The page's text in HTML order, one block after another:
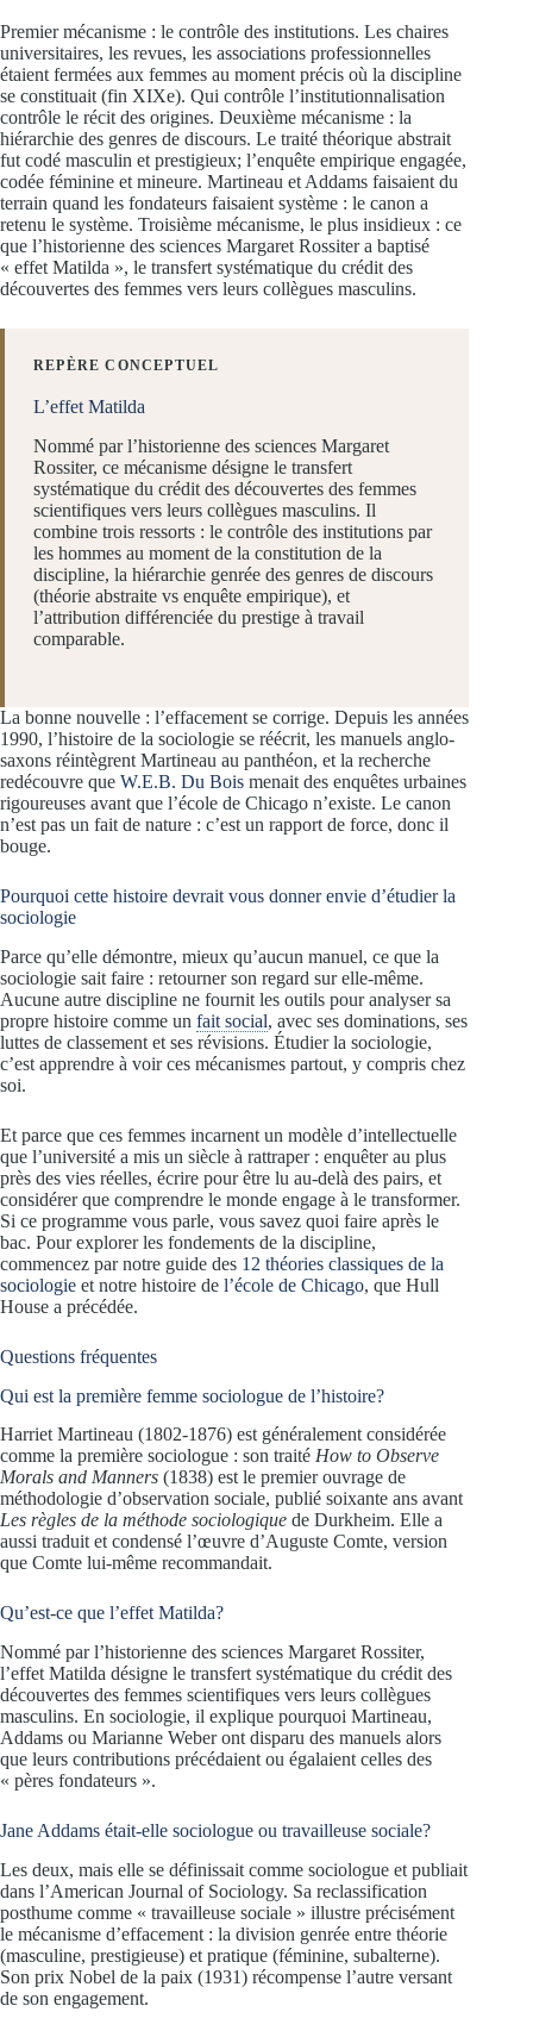
Premier mécanisme : le contrôle des institutions. Les chaires
universitaires, les revues, les associations professionnelles
étaient fermées aux femmes au moment précis où la discipline
se constituait (fin XIXe). Qui contrôle l’institutionnalisation
contrôle le récit des origines. Deuxième mécanisme : la
hiérarchie des genres de discours. Le traité théorique abstrait
fut codé masculin et prestigieux; l’enquête empirique engagée,
codée féminine et mineure. Martineau et Addams faisaient du
terrain quand les fondateurs faisaient système : le canon a
retenu le système. Troisième mécanisme, le plus insidieux : ce
que l’historienne des sciences Margaret Rossiter a baptisé
« effet Matilda », le transfert systématique du crédit des
découvertes des femmes vers leurs collègues masculins.
REPÈRE CONCEPTUEL
L’effet Matilda
Nommé par l’historienne des sciences Margaret
Rossiter, ce mécanisme désigne le transfert
systématique du crédit des découvertes des femmes
scientifiques vers leurs collègues masculins. Il
combine trois ressorts : le contrôle des institutions par
les hommes au moment de la constitution de la
discipline, la hiérarchie genrée des genres de discours
(théorie abstraite vs enquête empirique), et
l’attribution différenciée du prestige à travail
comparable.
La bonne nouvelle : l’effacement se corrige. Depuis les années
1990, l’histoire de la sociologie se réécrit, les manuels anglo-
saxons réintègrent Martineau au panthéon, et la recherche
redécouvre que W.E.B. Du Bois menait des enquêtes urbaines
rigoureuses avant que l’école de Chicago n’existe. Le canon
n’est pas un fait de nature : c’est un rapport de force, donc il
bouge.
Pourquoi cette histoire devrait vous donner envie d’étudier la
sociologie
Parce qu’elle démontre, mieux qu’aucun manuel, ce que la
sociologie sait faire : retourner son regard sur elle-même.
Aucune autre discipline ne fournit les outils pour analyser sa
propre histoire comme un fait social, avec ses dominations, ses
luttes de classement et ses révisions. Étudier la sociologie,
c’est apprendre à voir ces mécanismes partout, y compris chez
soi.
Et parce que ces femmes incarnent un modèle d’intellectuelle
que l’université a mis un siècle à rattraper : enquêter au plus
près des vies réelles, écrire pour être lu au-delà des pairs, et
considérer que comprendre le monde engage à le transformer.
Si ce programme vous parle, vous savez quoi faire après le
bac. Pour explorer les fondements de la discipline,
commencez par notre guide des 12 théories classiques de la
sociologie et notre histoire de l’école de Chicago, que Hull
House a précédée.
Questions fréquentes
Qui est la première femme sociologue de l’histoire?
Harriet Martineau (1802-1876) est généralement considérée
comme la première sociologue : son traité How to Observe
Morals and Manners (1838) est le premier ouvrage de
méthodologie d’observation sociale, publié soixante ans avant
Les règles de la méthode sociologique de Durkheim. Elle a
aussi traduit et condensé l’œuvre d’Auguste Comte, version
que Comte lui-même recommandait.
Qu’est-ce que l’effet Matilda?
Nommé par l’historienne des sciences Margaret Rossiter,
l’effet Matilda désigne le transfert systématique du crédit des
découvertes des femmes scientifiques vers leurs collègues
masculins. En sociologie, il explique pourquoi Martineau,
Addams ou Marianne Weber ont disparu des manuels alors
que leurs contributions précédaient ou égalaient celles des
« pères fondateurs ».
Jane Addams était-elle sociologue ou travailleuse sociale?
Les deux, mais elle se définissait comme sociologue et publiait
dans l’American Journal of Sociology. Sa reclassification
posthume comme « travailleuse sociale » illustre précisément
le mécanisme d’effacement : la division genrée entre théorie
(masculine, prestigieuse) et pratique (féminine, subalterne).
Son prix Nobel de la paix (1931) récompense l’autre versant
de son engagement.